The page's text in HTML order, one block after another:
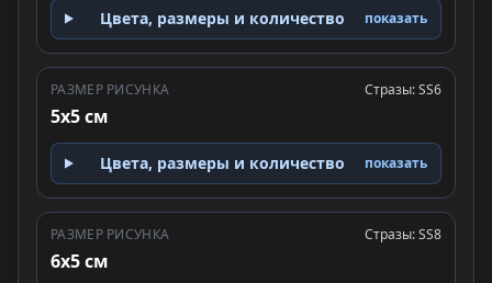
Цвета, размеры и количество показать
РАЗМЕР РИСУНКА
5x5 см
Стразы: SS6
Цвета, размеры и количество показать
РАЗМЕР РИСУНКА
6x5 см
Стразы: SS8